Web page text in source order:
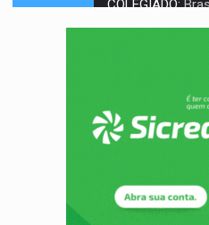
URGENTE:Colisão
Porto
SINDICATOS
AGOSTO LILÁS: